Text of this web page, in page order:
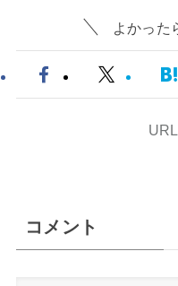
よかった
コメント